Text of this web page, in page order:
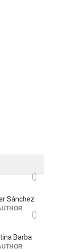
0
Sánchez
0
Barba